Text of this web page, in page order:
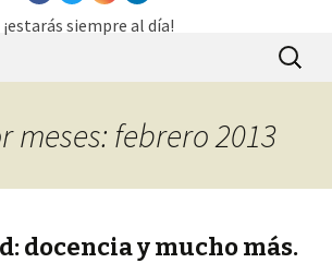
¡estarás siempre al día!
Buscar:
meses: febrero 2013
docencia y mucho más.